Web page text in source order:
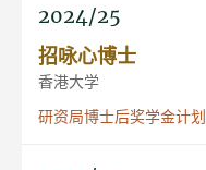
2024/25
招咏心博士
香港大学
研资局博士后奖学金计划